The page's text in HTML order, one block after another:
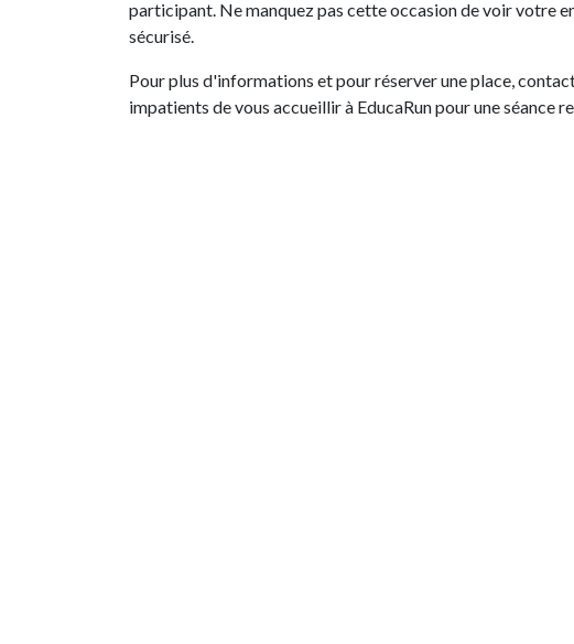
participant. Ne manquez pas cette occasion de voir votre
sécurisé.
Pour plus d'informations et pour réserver une place,
impatients de vous accueillir à EducaRun pour une séance